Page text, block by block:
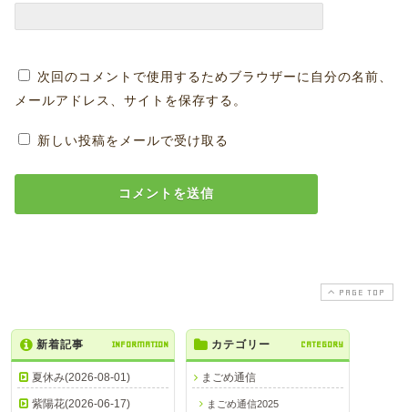
次回のコメントで使用するためブラウザーに自分の名前、
メールアドレス、サイトを保存する。
新しい投稿をメールで受け取る
PAGE TOP
新着記事 INFORMATION
夏休み(2026-08-01)
紫陽花(2026-06-17)
カテゴリー CATEGORY
まごめ通信
まごめ通信2025